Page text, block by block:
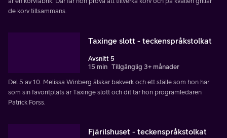
de korv tillsammans.
Taxinge slott - teckenspråkstolkat
Avsnitt 5
15 min Tillgänglig 3+ månader
Del 5 av 10. Melissa Winberg älskar bakverk och ett ställe som hon har
som sin favoritplats är Taxinge slott och dit tar hon programledaren
Patrick Forss.
Fjärilshuset - teckenspråkstolkat